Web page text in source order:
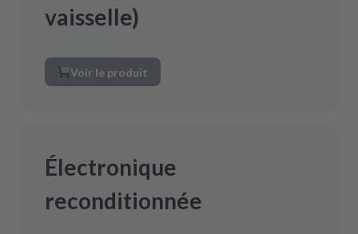
vaisselle)
Voir le produit
Électronique
reconditionnée